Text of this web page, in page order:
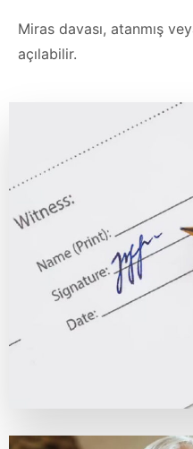
Miras davası, atanmış
açılabilir.